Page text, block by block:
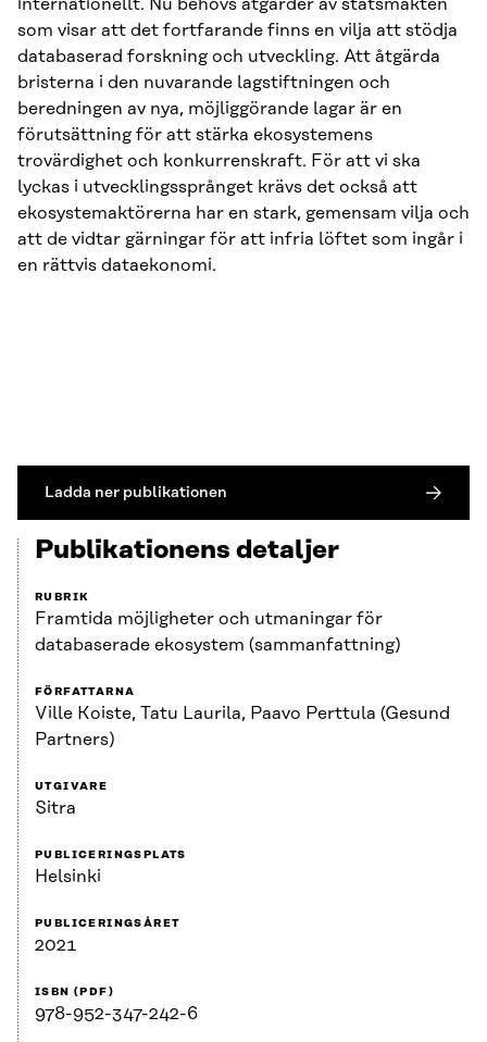
internationellt. Nu behövs åtgärder av statsmakten
som visar att det fortfarande finns en vilja att stödja
databaserad forskning och utveckling. Att åtgärda
bristerna i den nuvarande lagstiftningen och
beredningen av nya, möjliggörande lagar är en
förutsättning för att stärka ekosystemens
trovärdighet och konkurrenskraft. För att vi ska
lyckas i utvecklingssprånget krävs det också att
ekosystemaktörerna har en stark, gemensam vilja och
att de vidtar gärningar för att infria löftet som ingår i
en rättvis dataekonomi.
Ladda ner publikationen
Publikationens detaljer
RUBRIK
Framtida möjligheter och utmaningar för
databaserade ekosystem (sammanfattning)
FÖRFATTARNA
Ville Koiste, Tatu Laurila, Paavo Perttula (Gesund
Partners)
UTGIVARE
Sitra
PUBLICERINGSPLATS
Helsinki
PUBLICERINGSÅRET
2021
ISBN (PDF)
978-952-347-242-6